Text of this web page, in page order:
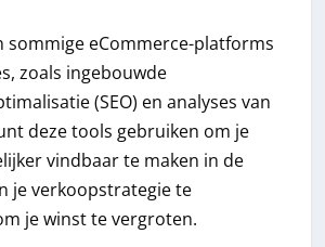
sommige eCommerce-platforms
zoals ingebouwde
(SEO) en analyses van
deze tools gebruiken om je
vindbaar te maken in de
je verkoopstrategie te
je winst te vergroten.